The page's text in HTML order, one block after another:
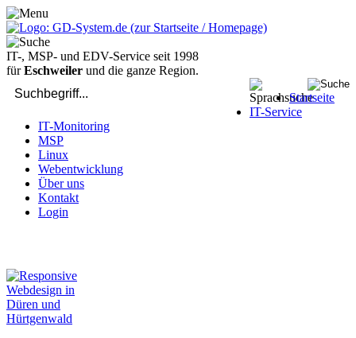
IT-, MSP- und EDV-Service seit 1998
fürEschweiler und die ganze Region.
Startseite
IT-Service
IT-Monitoring
MSP
Linux
Webentwicklung
Über uns
Kontakt
Login